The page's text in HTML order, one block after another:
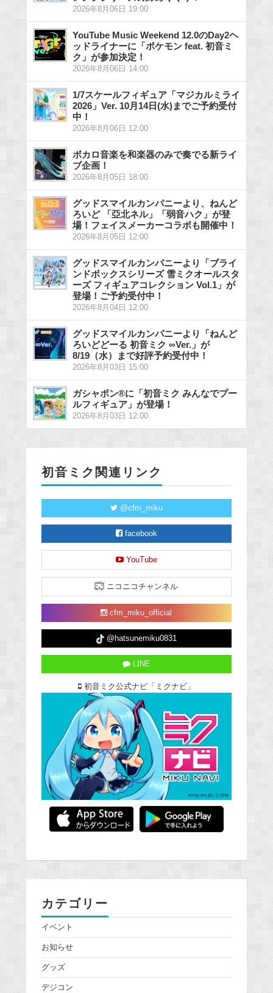
2026年8月06日 19:00
YouTube Music Weekend 12.0のDay2ヘ
ッドライナーに「ポケモン feat. 初音ミ
ク」が参加決定！
2026年8月06日 14:00
1/7スケールフィギュア「マジカルミライ
2026」Ver. 10月14日(水)までご予約受付
中！
2026年8月06日 12:00
ボカロ音楽を和楽器のみで奏でる新ライ
ブ企画！
2026年8月05日 18:00
グッドスマイルカンパニーより、ねんど
ろいど 「亞北ネル」「弱音ハク」が登
場！フェイスメーカーコラボも開催中！
2026年8月05日 12:00
グッドスマイルカンパニーより「ブライ
ンドボックスシリーズ 雪ミクオールスタ
ーズ フィギュアコレクション Vol.1」が
登場！ご予約受付中！
2026年8月04日 12:00
グッドスマイルカンパニーより「ねんど
ろいどどーる 初音ミク ∞Ver.」が
8/19（水）まで好評予約受付中！
2026年8月03日 15:00
ガシャポン®に「初音ミク みんなでプー
ルフィギュア」が登場！
2026年8月03日 12:00
初音ミク関連リンク
@cfm_miku
facebook
YouTube
ニコニコチャンネル
cfm_miku_official
@hatsunemiku0831
LINE
初音ミク公式ナビ「ミクナビ」
カテゴリー
イベント
お知らせ
グッズ
デジコン